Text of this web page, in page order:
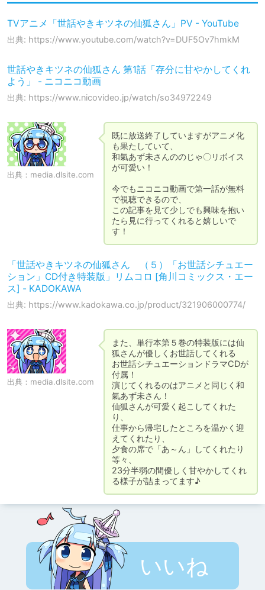
TVアニメ「世話やきキツネの仙狐さん」PV - YouTube
出典: https://www.youtube.com/watch?v=DUF5Ov7hmkM
世話やきキツネの仙狐さん 第1話「存分に甘やかしてくれ
よう」 - ニコニコ動画
出典: https://www.nicovideo.jp/watch/so34972249
出典： media.dlsite.com
既に放送終了していますがアニメ化
も果たしていて、
和氣あず未さんののじゃ〇リボイス
が可愛い！
今でもニコニコ動画で第一話が無料
で視聴できるので、
この記事を見て少しでも興味を抱い
たら見に行ってくれると嬉しいで
す！
「世話やきキツネの仙狐さん （５）「お世話シチュエー
ション」CD付き特装版」リムコロ [角川コミックス・エー
ス] - KADOKAWA
出典: https://www.kadokawa.co.jp/product/321906000774/
出典： media.dlsite.com
また、単行本第５巻の特装版には仙
狐さんが優しくお世話してくれる
お世話シチュエーションドラマCDが
付属！
演じてくれるのはアニメと同じく和
氣あず未さん！
仙狐さんが可愛く起こしてくれた
り、
仕事から帰宅したところを温かく迎
えてくれたり、
夕食の席で「あ～ん」してくれたり
等々、
23分半弱の間優しく甘やかしてくれ
る様子が詰まってます♪
いいね